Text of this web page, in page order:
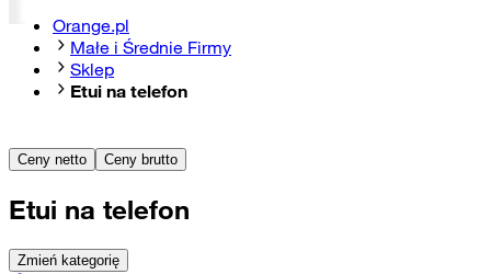
Orange.pl
Małe i Średnie Firmy
Sklep
Etui na telefon
Ceny netto Ceny brutto
Etui na telefon
Zmień kategorię